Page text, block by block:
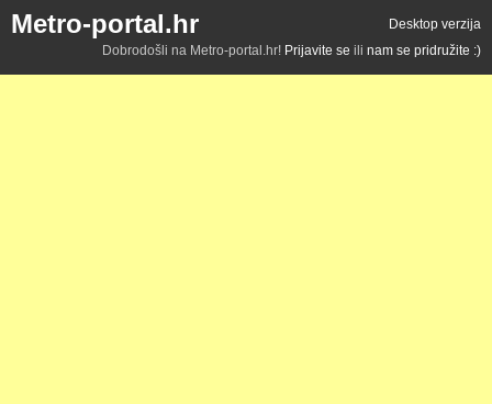
Metro-portal.hr
Desktop verzija
Dobrodošli na Metro-portal.hr! Prijavite se ili nam se pridružite :)